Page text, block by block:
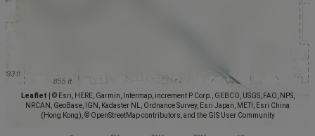
Leaflet
© Esri, HERE, Garmin, Intermap, increment P Corp., GEBCO, USGS, FAO, NPS,
NRCAN, GeoBase, IGN, Kadaster NL, Ordnance Survey, Esri Japan, METI, Esri China
(Hong Kong), © OpenStreetMap contributors, and the GIS User Community